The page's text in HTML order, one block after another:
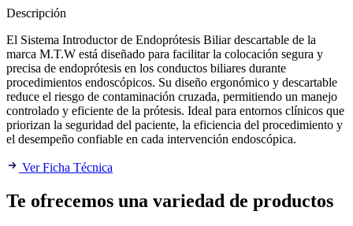
Descripción
El Sistema Introductor de Endoprótesis Biliar descartable de la
marca M.T.W está diseñado para facilitar la colocación segura y
precisa de endoprótesis en los conductos biliares durante
procedimientos endoscópicos. Su diseño ergonómico y descartable
reduce el riesgo de contaminación cruzada, permitiendo un manejo
controlado y eficiente de la prótesis. Ideal para entornos clínicos que
priorizan la seguridad del paciente, la eficiencia del procedimiento y
el desempeño confiable en cada intervención endoscópica.
Ver Ficha Técnica
Te ofrecemos una variedad de productos